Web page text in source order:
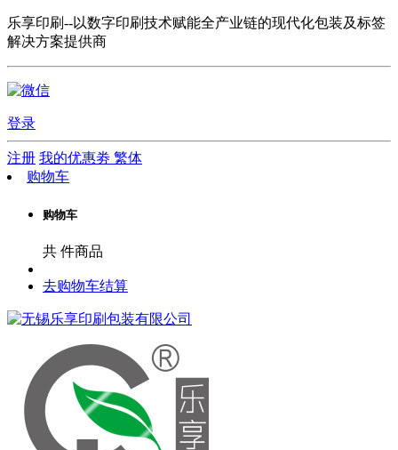
乐享印刷--以数字印刷技术赋能全产业链的现代化包装及标签
解决方案提供商
登录
注册 我的优惠劵 繁体
购物车
购物车
共 件商品
去购物车结算